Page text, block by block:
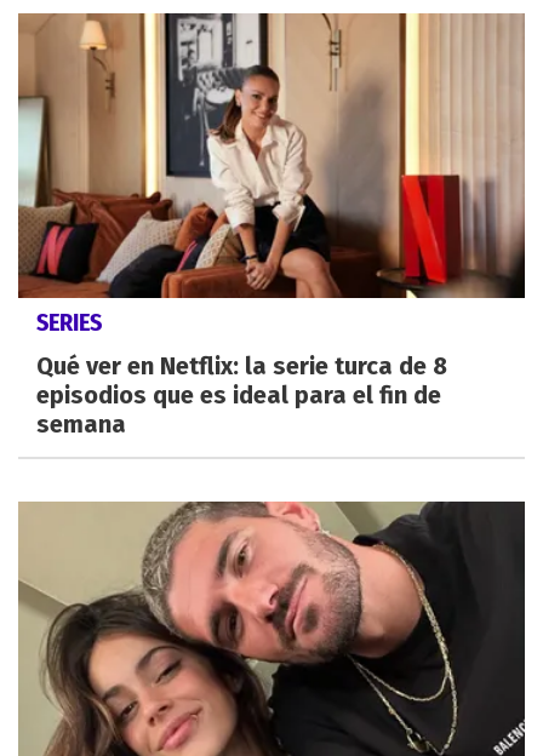
SERIES
Qué ver en Netflix: la serie turca de 8
episodios que es ideal para el fin de
semana